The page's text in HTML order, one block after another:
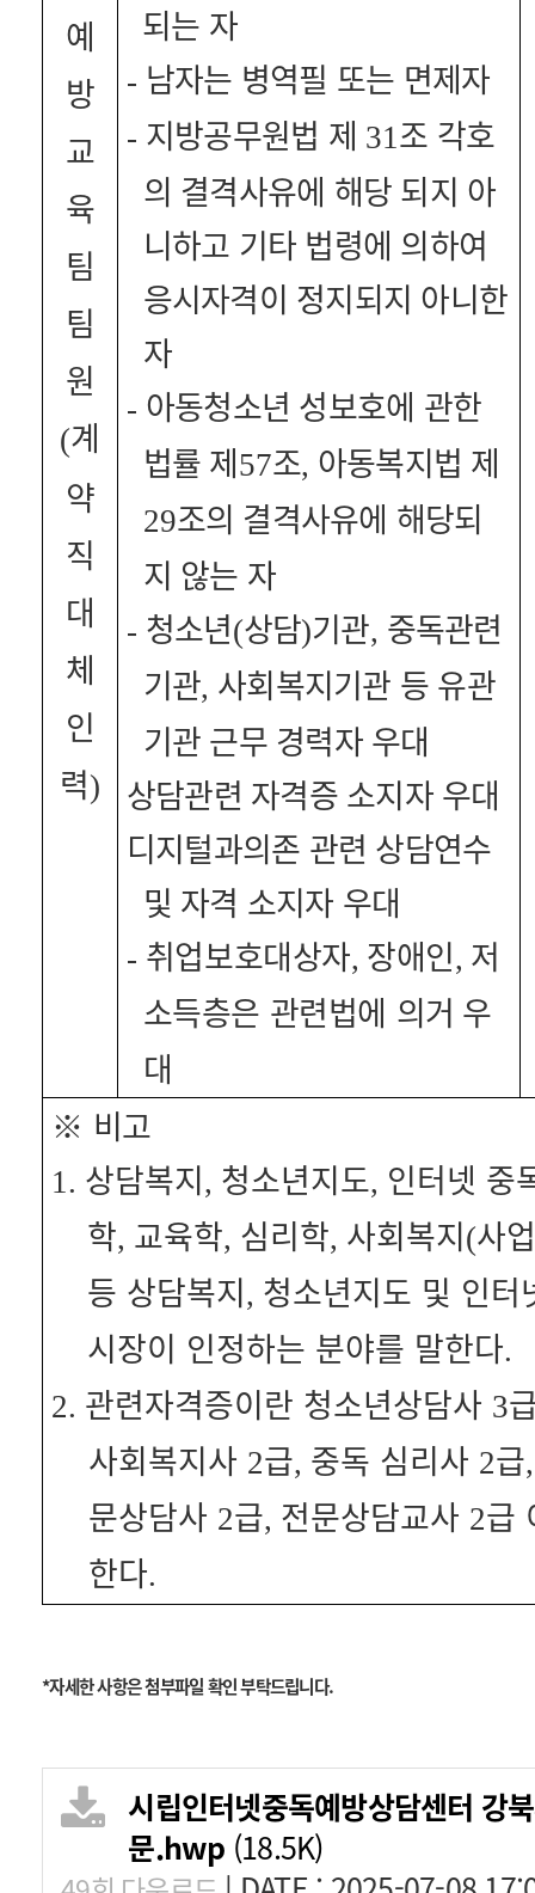
예
방
교
육
팀
팀
원
(계
약
직
대
체
인
력)
되는 자
- 남자는 병역필 또는 면제자
- 지방공무원법 제 31조 각호
의 결격사유에 해당 되지 아
니하고 기타 법령에 의하여
응시자격이 정지되지 아니한
자
- 아동청소년 성보호에 관한
법률 제57조, 아동복지법 제
29조의 결격사유에 해당되
지 않는 자
- 청소년(상담)기관, 중독관련
기관, 사회복지기관 등 유관
기관 근무 경력자 우대
상담관련 자격증 소지자 우대
디지털과의존 관련 상담연수
및 자격 소지자 우대
- 취업보호대상자, 장애인, 저
소득층은 관련법에 의거 우
대
※ 비고
1. 상담복지, 청소년지도, 인터넷 중
학, 교육학, 심리학, 사회복지(사
등 상담복지, 청소년지도 및 인
시장이 인정하는 분야를 말한다.
2. 관련자격증이란 청소년상담사 3
사회복지사 2급, 중독 심리사 2급
문상담사 2급, 전문상담교사 2급
한다.
*자세한 사항은 첨부파일 확인 부탁드립니다.
시립인터넷중독예방상담센터 강
문.hwp (18.5K)